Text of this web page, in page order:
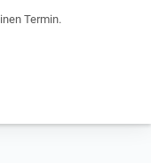
Termin.